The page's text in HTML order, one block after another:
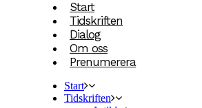
Start
Tidskriften
Dialog
Om oss
Prenumerera
Start
Tidskriften